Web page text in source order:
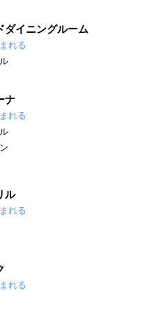
ダイニングルーム
れる
ナ
れる
ル
れる
れる